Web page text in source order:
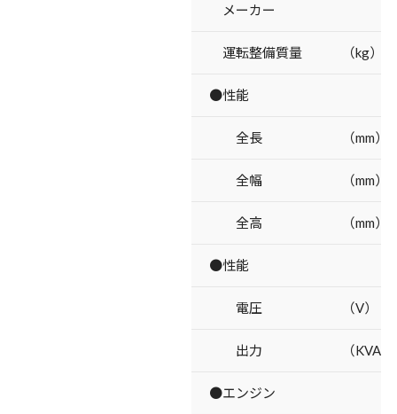
メーカー
運転整備質量 （kg）
●性能
全長 （mm）
全幅 （mm）
全高 （mm）
●性能
電圧 （V）
出力 （KVA）
●エンジン